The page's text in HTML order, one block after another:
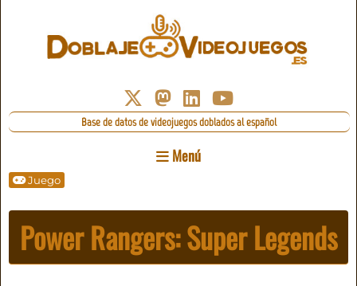
Base de datos de videojuegos doblados al español
Menú
Juego
Power Rangers: Super Legends